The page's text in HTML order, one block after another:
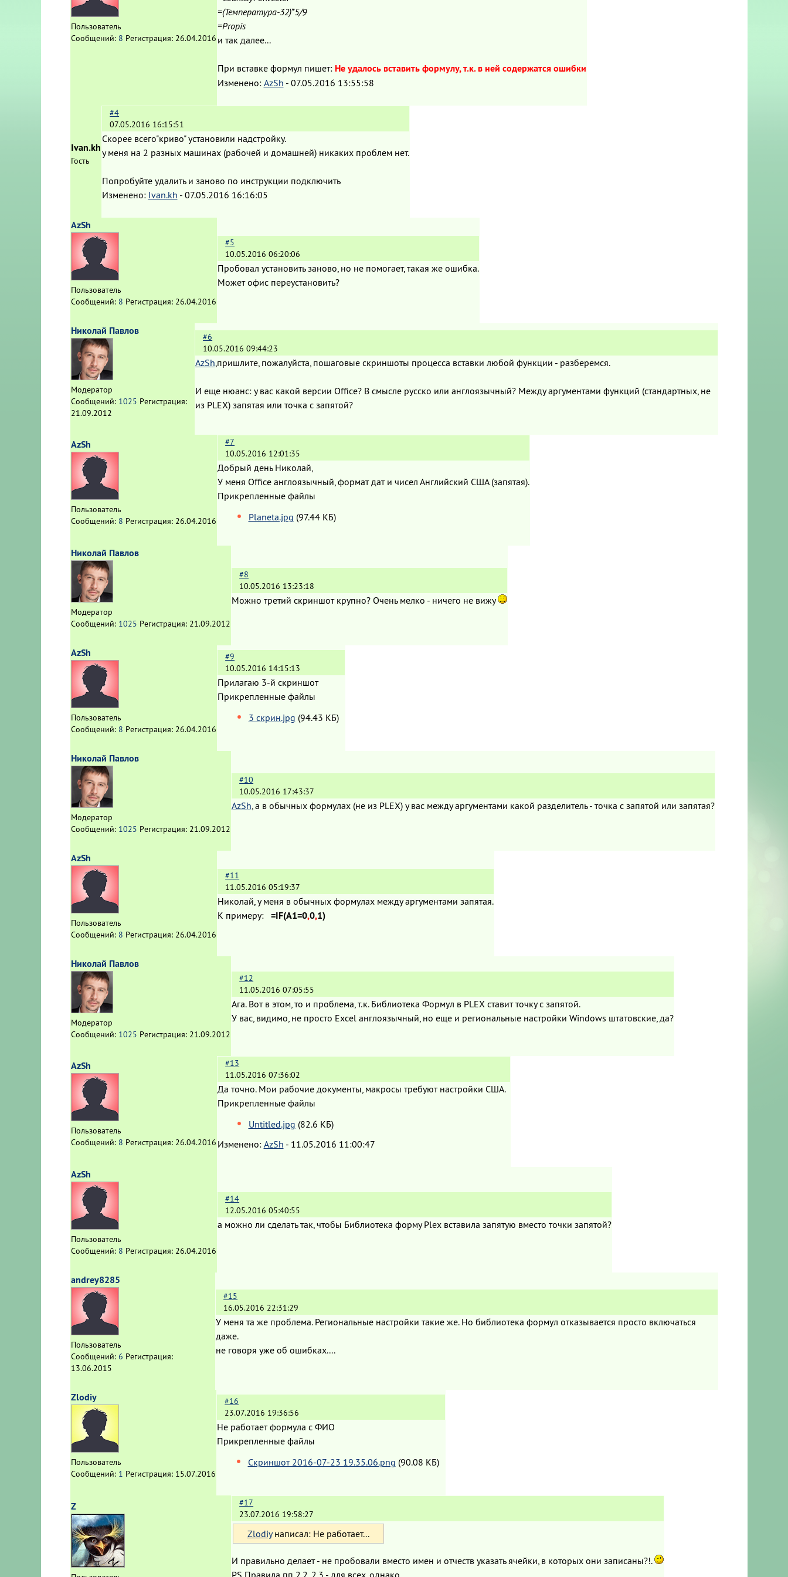
Пользователь
Сообщений: 8 Регистрация: 26.04.2016
=(Температура-32)*5/9
=Propis
и так далее...
При вставке формул пишет: Не удалось вставить формулу, т.к. в ней содержатся ошибки
Изменено: AzSh - 07.05.2016 13:55:58
Ivan.kh
Гость
#4
07.05.2016 16:15:51
Скорее всего"криво" установили надстройку.
у меня на 2 разных машинах (рабочей и домашней) никаких проблем нет.
Попробуйте удалить и заново по инструкции подключить
Изменено: Ivan.kh - 07.05.2016 16:16:05
AzSh
Пользователь
Сообщений: 8 Регистрация: 26.04.2016
#5
10.05.2016 06:20:06
Пробовал установить заново, но не помогает, такая же ошибка.
Может офис переустановить?
Николай Павлов
Модератор
Сообщений: 1025 Регистрация:
21.09.2012
#6
10.05.2016 09:44:23
AzSh ,пришлите, пожалуйста, пошаговые скриншоты процесса вставки любой функции - разберемся.
И еще нюанс: у вас какой версии Office? В смысле русско или англоязычный? Между аргументами функций (стандартных, не
из PLEX) запятая или точка с запятой?
AzSh
Пользователь
Сообщений: 8 Регистрация: 26.04.2016
#7
10.05.2016 12:01:35
Добрый день Николай,
У меня Office англоязычный, формат дат и чисел Английский США (запятая).
Прикрепленные файлы
Planeta.jpg (97.44 КБ)
Николай Павлов
Модератор
Сообщений: 1025 Регистрация: 21.09.2012
#8
10.05.2016 13:23:18
Можно третий скриншот крупно? Очень мелко - ничего не вижу
AzSh
Пользователь
Сообщений: 8 Регистрация: 26.04.2016
#9
10.05.2016 14:15:13
Прилагаю 3-й скриншот
Прикрепленные файлы
3 скрин.jpg (94.43 КБ)
Николай Павлов
Модератор
Сообщений: 1025 Регистрация: 21.09.2012
#10
10.05.2016 17:43:37
AzSh , а в обычных формулах (не из PLEX) у вас между аргументами какой разделитель - точка с запятой или запятая?
AzSh
Пользователь
Сообщений: 8 Регистрация: 26.04.2016
#11
11.05.2016 05:19:37
Николай, у меня в обычных формулах между аргументами запятая.
К примеру: =IF(A1=0,0,1)
Николай Павлов
Модератор
Сообщений: 1025 Регистрация: 21.09.2012
#12
11.05.2016 07:05:55
Ага. Вот в этом, то и проблема, т.к. Библиотека Формул в PLEX ставит точку с запятой.
У вас, видимо, не просто Excel англоязычный, но еще и региональные настройки Windows штатовские, да?
AzSh
Пользователь
Сообщений: 8 Регистрация: 26.04.2016
#13
11.05.2016 07:36:02
Да точно. Мои рабочие документы, макросы требуют настройки США.
Прикрепленные файлы
Untitled.jpg (82.6 КБ)
Изменено: AzSh - 11.05.2016 11:00:47
AzSh
Пользователь
Сообщений: 8 Регистрация: 26.04.2016
#14
12.05.2016 05:40:55
а можно ли сделать так, чтобы Библиотека форму Plex вставила запятую вместо точки запятой?
andrey8285
Пользователь
Сообщений: 6 Регистрация:
13.06.2015
#15
16.05.2016 22:31:29
У меня та же проблема. Региональные настройки такие же. Но библиотека формул отказывается просто включаться
даже.
не говоря уже об ошибках....
Zlodiy
Пользователь
Сообщений: 1 Регистрация: 15.07.2016
#16
23.07.2016 19:36:56
Не работает формула с ФИО
Прикрепленные файлы
Скриншот 2016-07-23 19.35.06.png (90.08 КБ)
Z
#17
23.07.2016 19:58:27
Zlodiyнаписал: Не работает...
И правильно делает - не пробовали вместо имен и отчеств указать ячейки, в которых они записаны?!.
PS Правила пп 2.2, 2.3 - для всех, однако.